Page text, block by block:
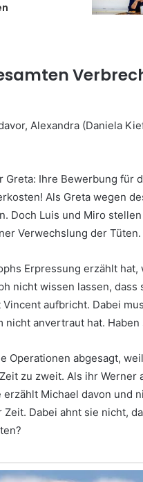
Ihre Bewerbung für
Als Greta wegen
Doch Luis und Miro
Verwechslung der Tüten.
Erpressung erzählt
nicht wissen lassen,
aufbricht. Dabei
anvertraut hat.
Operationen abgesagt,
zu zweit. Als ihr Werner
Michael davon und
Dabei ahnt sie nicht,